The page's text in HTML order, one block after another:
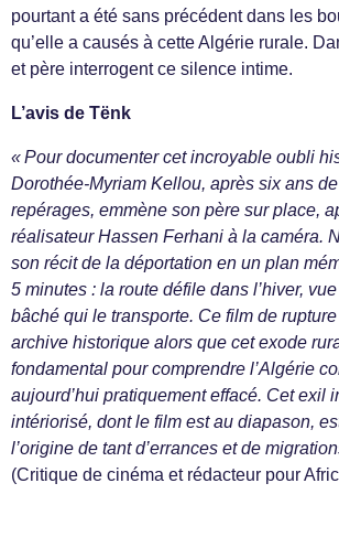
pourtant a été sans précédent dans les
qu’elle a causés à cette Algérie rurale.
et père interrogent ce silence intime.
L’avis de Tënk
« Pour documenter cet incroyable oubli
Dorothée-Myriam Kellou, après six ans
repérages, emmène son père sur place,
réalisateur Hassen Ferhani à la caméra.
son récit de la déportation en un plan
5 minutes : la route défile dans l’hiver,
bâché qui le transporte. Ce film de
archive historique alors que cet exode
fondamental pour comprendre l’Algérie
aujourd’hui pratiquement effacé. Cet exil
intériorisé, dont le film est au diapason,
l’origine de tant d’errances et de
(Critique de cinéma et rédacteur pour